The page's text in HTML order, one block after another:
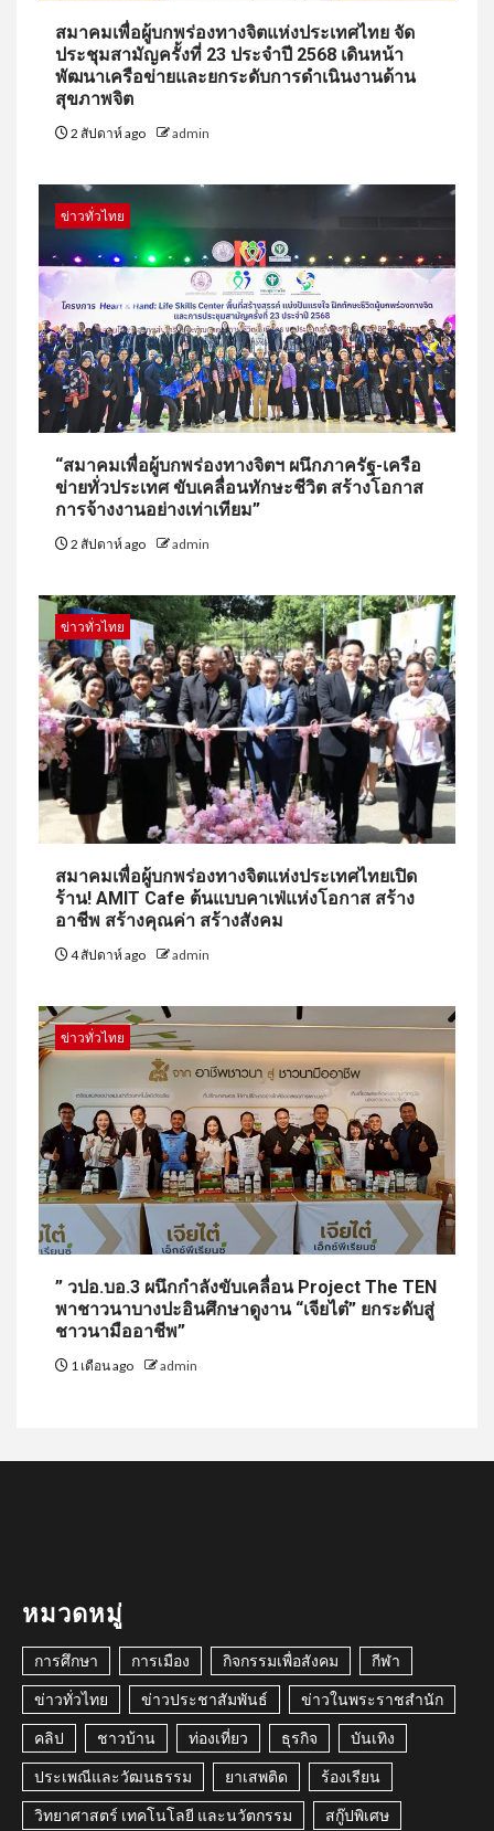
สมาคมเพื่อผู้บกพร่องทางจิตแห่งประเทศไทย จัด
ประชุมสามัญครั้งที่ 23 ประจำปี 2568 เดินหน้า
พัฒนาเครือข่ายและยกระดับการดำเนินงานด้าน
สุขภาพจิต
2 สัปดาห์ ago admin
ข่าวทั่วไทย
“สมาคมเพื่อผู้บกพร่องทางจิตฯ ผนึกภาครัฐ-เครือ
ข่ายทั่วประเทศ ขับเคลื่อนทักษะชีวิต สร้างโอกาส
การจ้างงานอย่างเท่าเทียม”
2 สัปดาห์ ago admin
ข่าวทั่วไทย
สมาคมเพื่อผู้บกพร่องทางจิตแห่งประเทศไทยเปิด
ร้าน! AMIT Cafe ต้นแบบคาเฟ่แห่งโอกาส สร้าง
อาชีพ สร้างคุณค่า สร้างสังคม
4 สัปดาห์ ago admin
ข่าวทั่วไทย
” วปอ.บอ.3 ผนึกกำลังขับเคลื่อน Project The TEN
พาชาวนาบางปะอินศึกษาดูงาน “เจียไต๋” ยกระดับสู่
ชาวนามืออาชีพ”
1 เดือน ago admin
หมวดหมู่
การศึกษา การเมือง กิจกรรมเพื่อสังคม กีฬา
ข่าวทั่วไทย ข่าวประชาสัมพันธ์ ข่าวในพระราชสำนัก
คลิป ชาวบ้าน ท่องเที่ยว ธุรกิจ บันเทิง
ประเพณีและวัฒนธรรม ยาเสพติด ร้องเรียน
วิทยาศาสตร์ เทคโนโลยี และนวัตกรรม สกู๊ปพิเศษ